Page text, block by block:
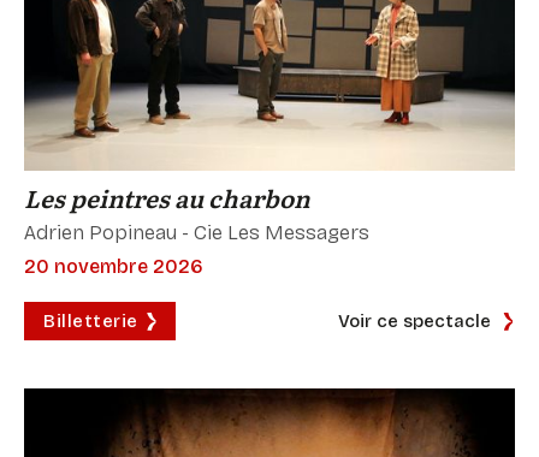
Les peintres au charbon
Adrien Popineau - Cie Les Messagers
20 novembre 2026
Billetterie Voir ce spectacle